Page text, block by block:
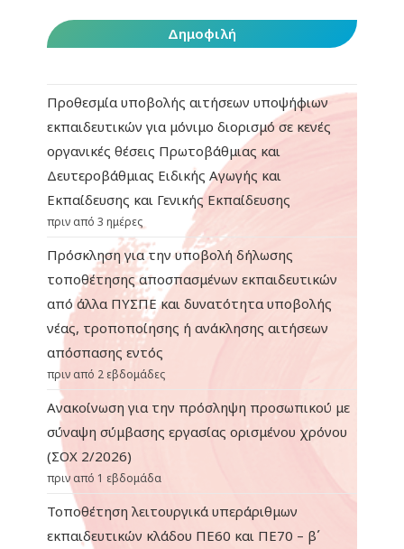
Δημοφιλή
Προθεσμία υποβολής αιτήσεων υποψήφιων
εκπαιδευτικών για μόνιμο διορισμό σε κενές
οργανικές θέσεις Πρωτοβάθμιας και
Δευτεροβάθμιας Ειδικής Αγωγής και
Εκπαίδευσης και Γενικής Εκπαίδευσης
πριν από 3 ημέρες
Πρόσκληση για την υποβολή δήλωσης
τοποθέτησης αποσπασμένων εκπαιδευτικών
από άλλα ΠΥΣΠΕ και δυνατότητα υποβολής
νέας, τροποποίησης ή ανάκλησης αιτήσεων
απόσπασης εντός
πριν από 2 εβδομάδες
Ανακοίνωση για την πρόσληψη προσωπικού με
σύναψη σύμβασης εργασίας ορισμένου χρόνου
(ΣΟΧ 2/2026)
πριν από 1 εβδομάδα
Τοποθέτηση λειτουργικά υπεράριθμων
εκπαιδευτικών κλάδου ΠΕ60 και ΠΕ70 – β΄